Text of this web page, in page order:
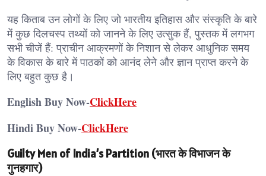
यह किताब उन लोगों के लिए जो भारतीय इतिहास और संस्कृति के बारे
में कुछ दिलचस्प तथ्यों को जानने के लिए उत्सुक हैं, पुस्तक में लगभग
सभी चीजें हैं: प्राचीन आक्रमणों के निशान से लेकर आधुनिक समय
के विकास के बारे में पाठकों को आनंद लेने और ज्ञान प्राप्त करने के
लिए बहुत कुछ है।
English Buy Now-ClickHere
Hindi Buy Now-ClickHere
Guilty Men of India’s Partition (भारत के विभाजन के
गुनहगार)